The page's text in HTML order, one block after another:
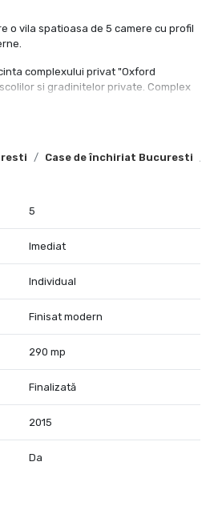
Case de închiriat Bucuresti
o vila spatioasa de 5 camere cu profil
complexului privat "Oxford
si gradinitelor private. Complex
ne contactati.
5
Imediat
Individual
Finisat modern
290 mp
Finalizată
2015
Da